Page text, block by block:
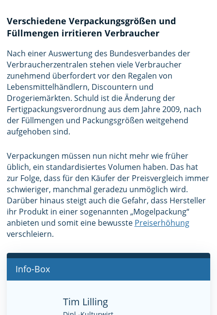
Verschiedene Verpackungsgrößen und
Füllmengen irritieren Verbraucher
Nach einer Auswertung des Bundesverbandes der
Verbraucherzentralen stehen viele Verbraucher
zunehmend überfordert vor den Regalen von
Lebensmittelhändlern, Discountern und
Drogeriemärkten. Schuld ist die Änderung der
Fertigpackungsverordnung aus dem Jahre 2009, nach
der Füllmengen und Packungsgrößen weitgehend
aufgehoben sind.
Verpackungen müssen nun nicht mehr wie früher
üblich, ein standardisiertes Volumen haben. Das hat
zur Folge, dass für den Käufer der Preisvergleich immer
schwieriger, manchmal geradezu unmöglich wird.
Darüber hinaus steigt auch die Gefahr, dass Hersteller
ihr Produkt in einer sogenannten „Mogelpackung“
anbieten und somit eine bewusste Preiserhöhung
verschleiern.
Info-Box
Tim Lilling